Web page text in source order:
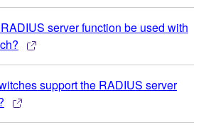
server function be used with
support the RADIUS server